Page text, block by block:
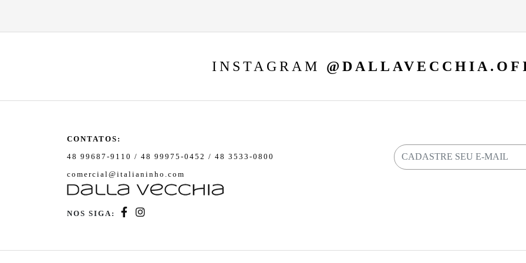
INSTAGRAM
CONTATOS:
48 99687-9110 / 48 99975-0452 / 48 3533-0800
comercial@italianinho.com
NOS SIGA: